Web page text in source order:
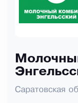
Саратовская